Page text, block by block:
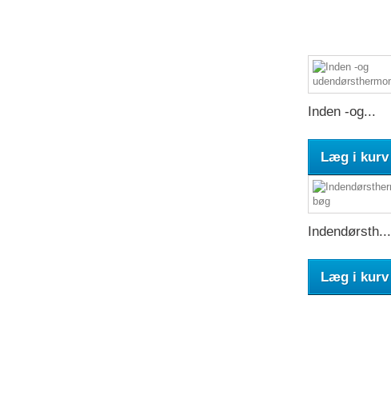
Inden -og...
Læg i kurv
Indendørsth...
Læg i kurv